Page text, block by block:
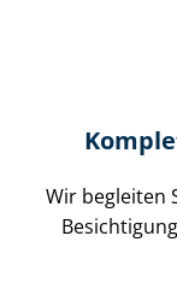
Wir begleiten